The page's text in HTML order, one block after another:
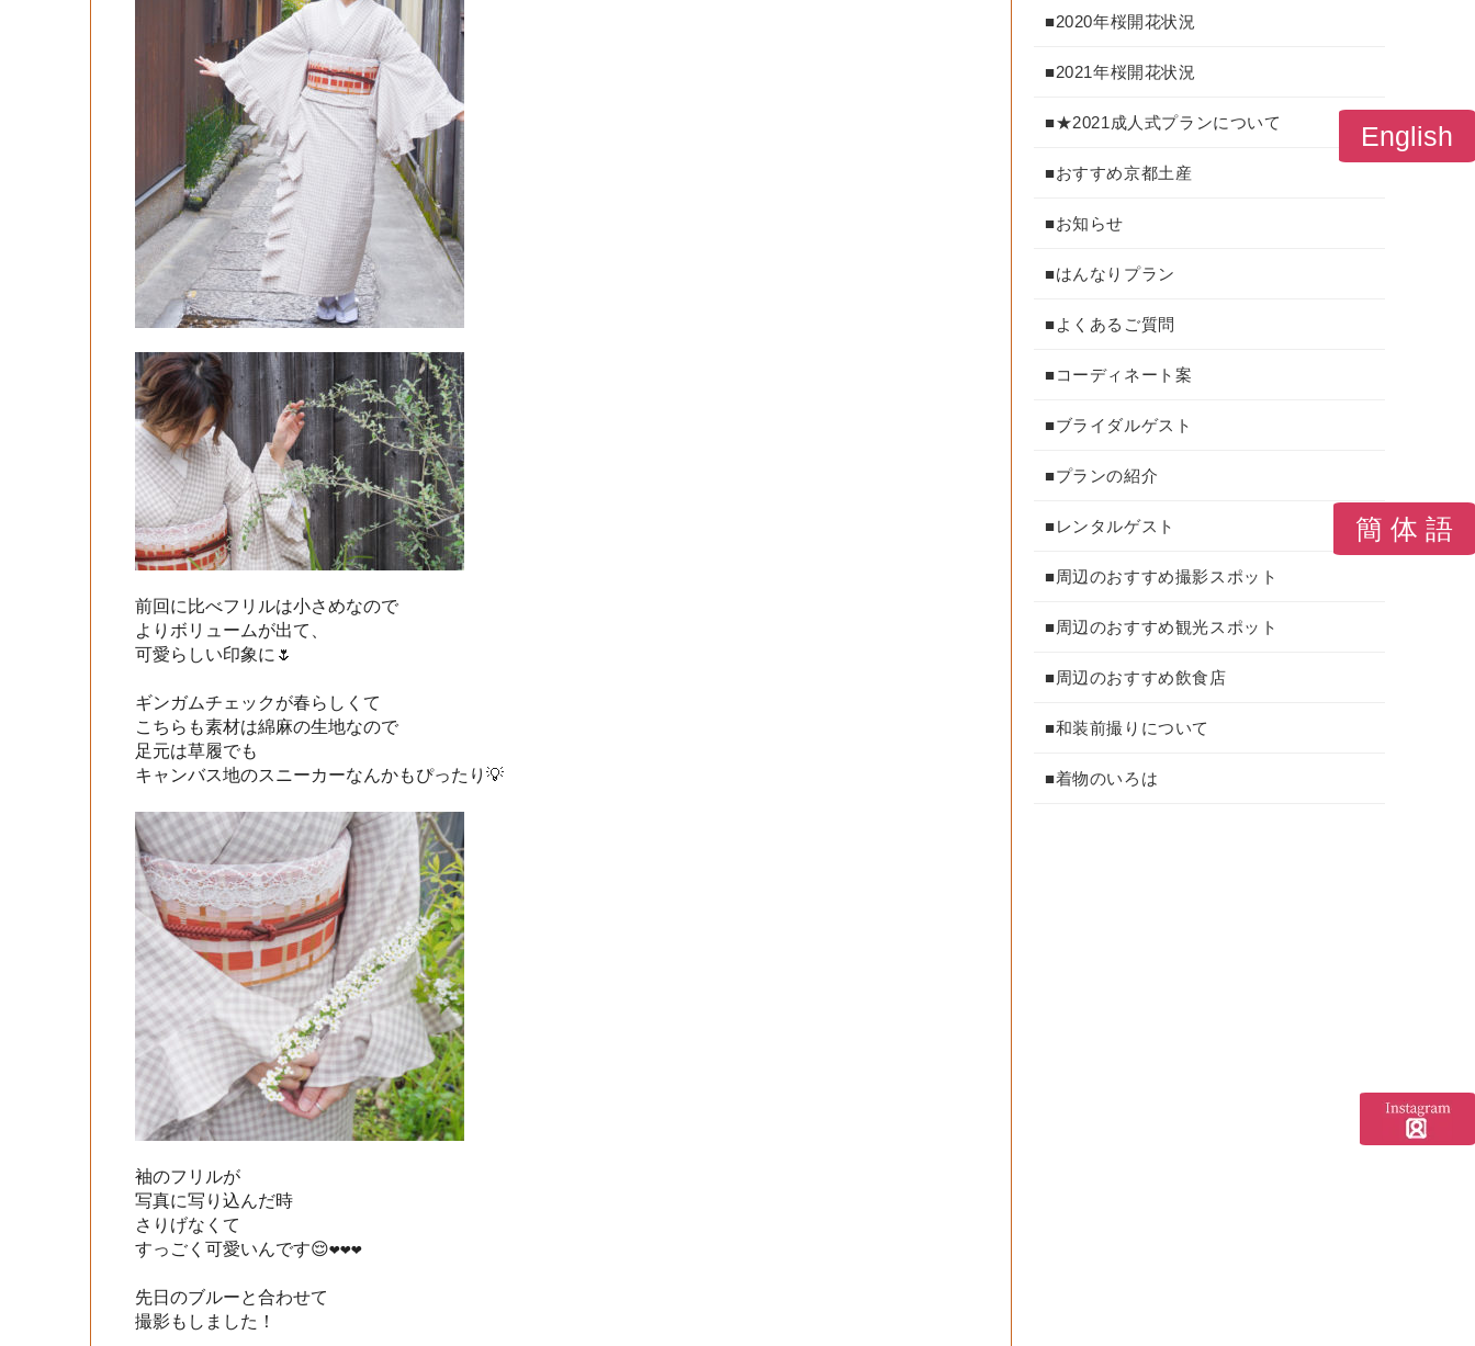
前回に比べフリルは小さめなので
よりボリュームが出て、
可愛らしい印象に🌷
ギンガムチェックが春らしくて
こちらも素材は綿麻の生地なので
足元は草履でも
キャンバス地のスニーカーなんかもぴったり💡
袖のフリルが
写真に写り込んだ時
さりげなくて
すっごく可愛いんです😌❤︎❤︎❤︎
先日のブルーと合わせて
撮影もしました！
■2020年桜開花状況
■2021年桜開花状況
■★2021成人式プランについて
■おすすめ京都土産
■お知らせ
■はんなりプラン
■よくあるご質問
■コーディネート案
■ブライダルゲスト
■プランの紹介
■レンタルゲスト
■周辺のおすすめ撮影スポット
■周辺のおすすめ観光スポット
■周辺のおすすめ飲食店
■和装前撮りについて
■着物のいろは
English
簡 体 語